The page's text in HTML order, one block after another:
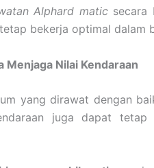
Alphard maticsecara
bekerja optimal dalam
Menjaga Nilai Kendaraan
yang dirawat dengan
juga dapat tetap